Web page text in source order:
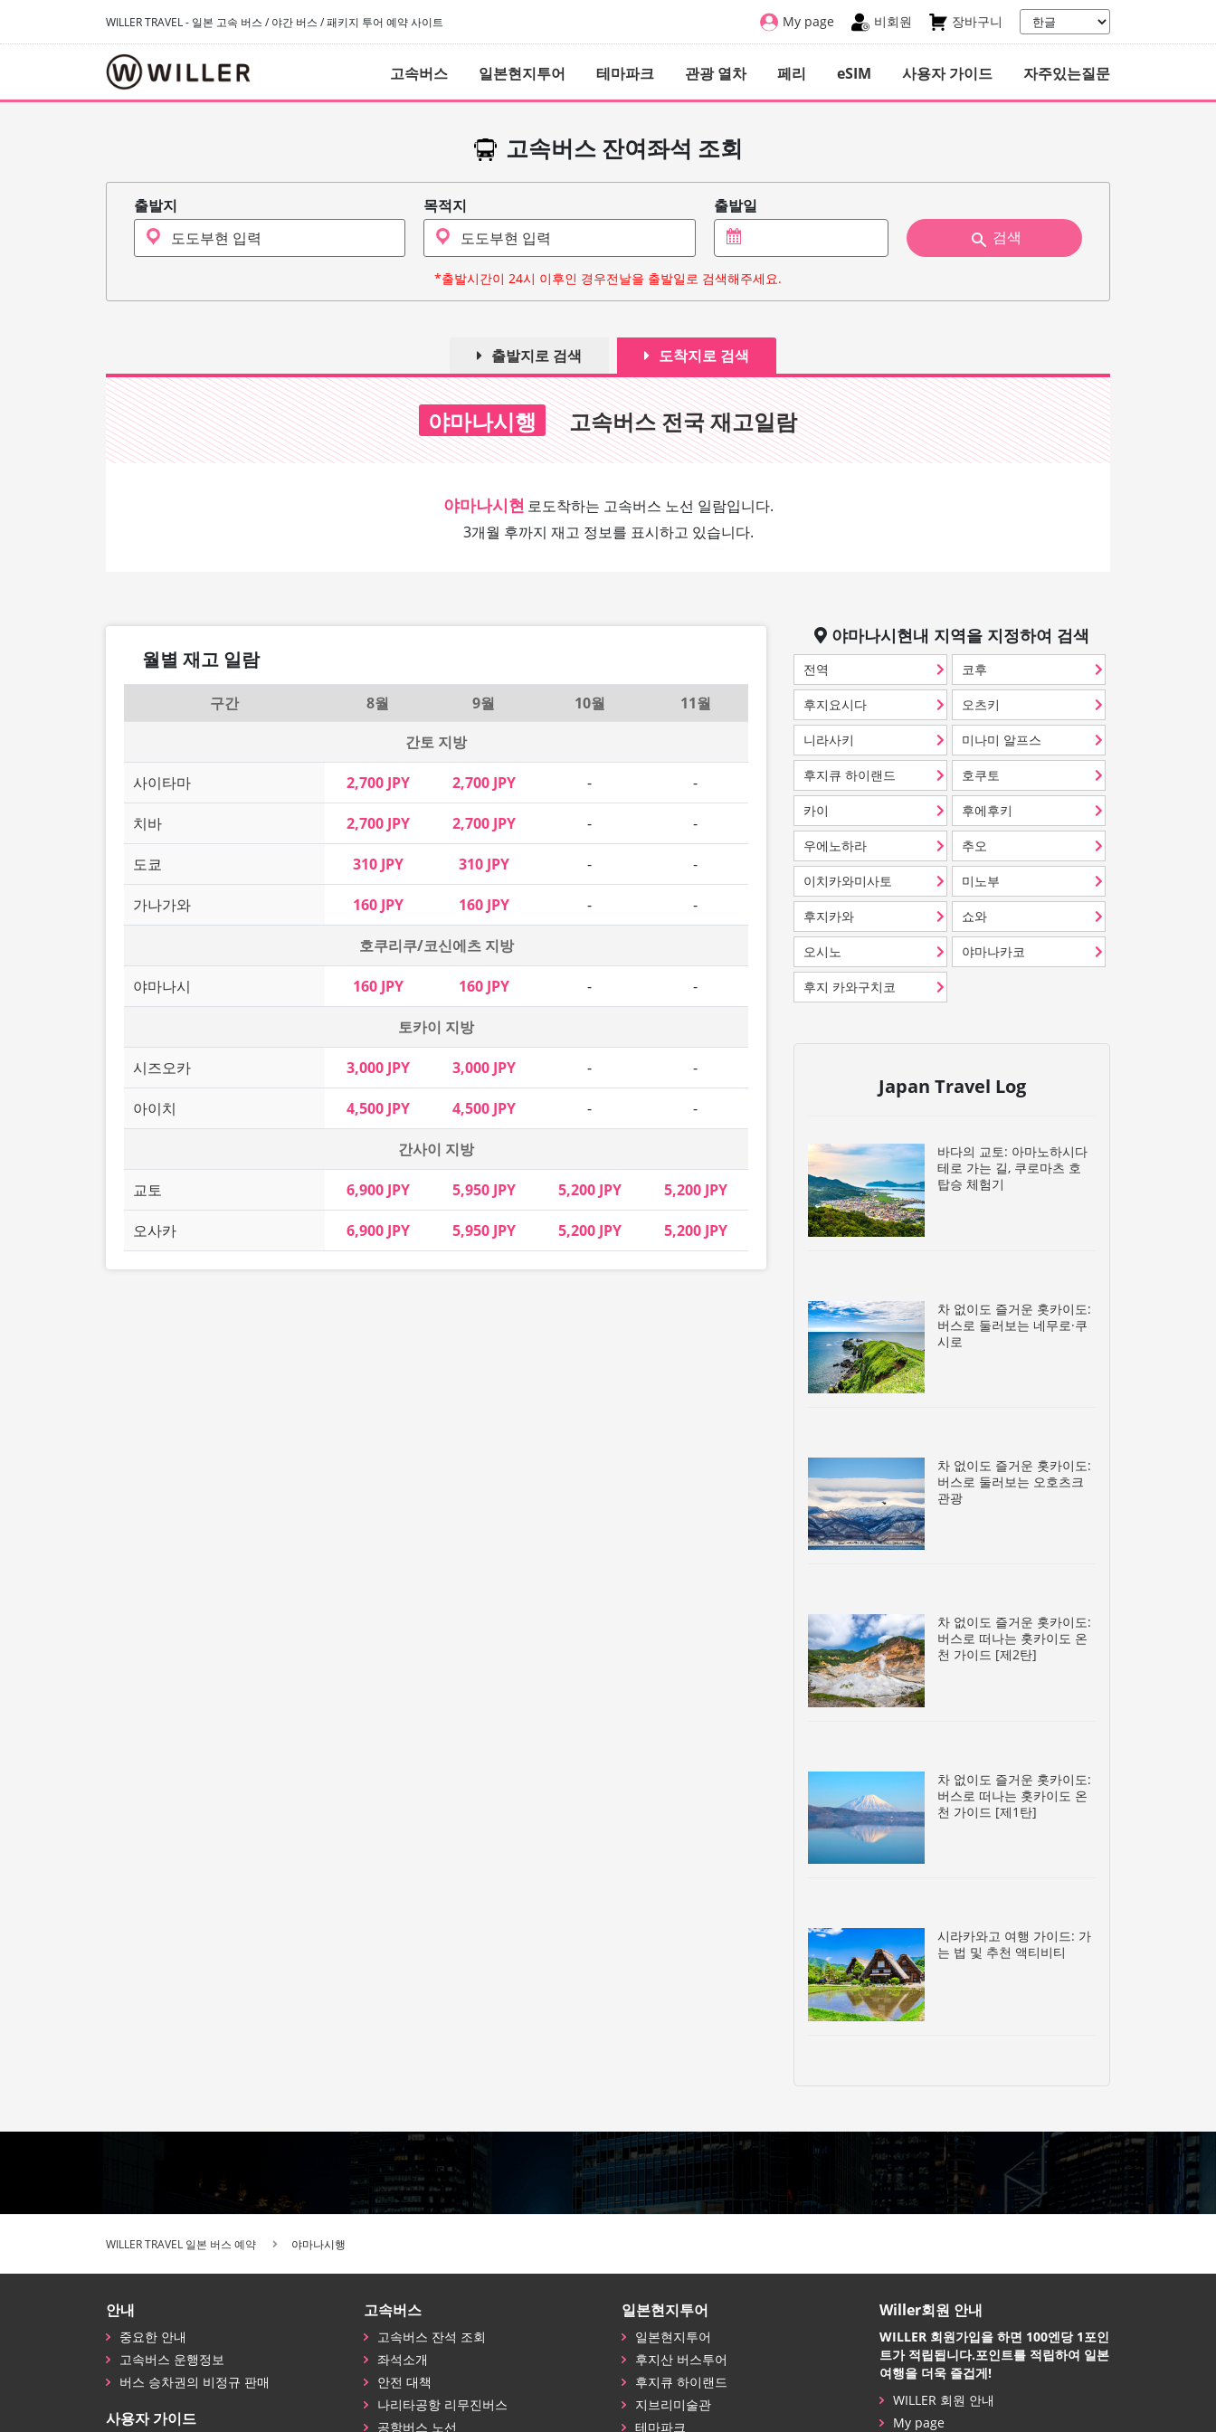
WILLER TRAVEL - 일본 고속 버스 / 야간 버스 / 패키지 투어 예약 사이트 My page 비회원 장바구니
고속버스 일본현지투어 테마파크 관광 열차 페리 eSIM 사용자 가이드 자주있는질문
고속버스 잔여좌석 조회
출발지 목적지 출발일
검색
*출발시간이 24시 이후인 경우전날을 출발일로 검색해주세요.
출발지로 검색 도착지로 검색
야마나시행 고속버스 전국 재고일람
야마나시현 로도착하는 고속버스 노선 일람입니다.
3개월 후까지 재고 정보를 표시하고 있습니다.
월별 재고 일람
구간 8월 9월 10월
11월
간토 지방
사이타마 2,700 JPY 2,700 JPY - -
치바 2,700 JPY 2,700 JPY - -
도쿄 310 JPY 310 JPY - -
가나가와 160 JPY 160 JPY - -
호쿠리쿠/코신에츠 지방
야마나시 160 JPY 160 JPY - -
토카이 지방
시즈오카 3,000 JPY 3,000 JPY - -
아이치 4,500 JPY 4,500 JPY - -
간사이 지방
교토 6,900 JPY 5,950 JPY 5,200 JPY 5,200 JPY
오사카 6,900 JPY 5,950 JPY 5,200 JPY 5,200 JPY
야마나시현내 지역을 지정하여 검색
전역 코후
후지요시다 오츠키
니라사키 미나미 알프스
후지큐 하이랜드 호쿠토
카이 후에후키
우에노하라 추오
이치카와미사토 미노부
후지카와 쇼와
오시노 야마나카코
후지 카와구치코
Japan Travel Log
바다의 교토: 아마노하시다
테로 가는 길, 쿠로마츠 호
탑승 체험기
차 없이도 즐거운 홋카이도:
버스로 둘러보는 네무로·쿠
시로
차 없이도 즐거운 홋카이도:
버스로 둘러보는 오호츠크
관광
차 없이도 즐거운 홋카이도:
버스로 떠나는 홋카이도 온
천 가이드 [제2탄]
차 없이도 즐거운 홋카이도:
버스로 떠나는 홋카이도 온
천 가이드 [제1탄]
시라카와고 여행 가이드: 가
는 법 및 추천 액티비티
WILLER TRAVEL 일본 버스 예약 야마나시행
안내
중요한 안내
고속버스 운행정보
버스 승차권의 비정규 판매
사용자 가이드
고속버스
고속버스 잔석 조회
좌석소개
안전 대책
나리타공항 리무진버스
공항버스 노선
일본현지투어
일본현지투어
후지산 버스투어
후지큐 하이랜드
지브리미술관
테마파크
Willer회원 안내
WILLER 회원가입을 하면 100엔당 1포인
트가 적립됩니다.포인트를 적립하여 일본
여행을 더욱 즐겁게!
WILLER 회원 안내
My page